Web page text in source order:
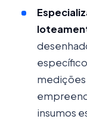
insumos